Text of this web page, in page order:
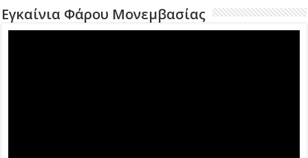
Εγκαίνια Φάρου Μονεμβασίας